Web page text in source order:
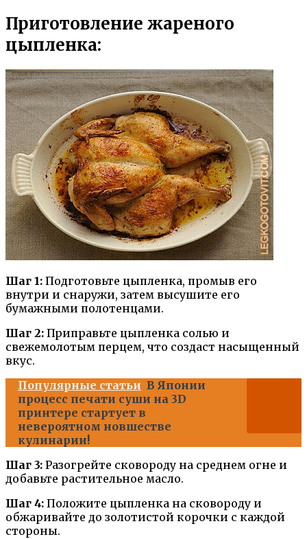
Приготовление жареного
цыпленка:
Шаг 1: Подготовьте цыпленка, промыв его
внутри и снаружи, затем высушите его
бумажными полотенцами.
Шаг 2: Приправьте цыпленка солью и
свежемолотым перцем, что создаст насыщенный
вкус.
Популярные статьи В Японии
процесс печати суши на 3D
принтере стартует в
невероятном новшестве
кулинарии!
Шаг 3: Разогрейте сковороду на среднем огне и
добавьте растительное масло.
Шаг 4: Положите цыпленка на сковороду и
обжаривайте до золотистой корочки с каждой
стороны.